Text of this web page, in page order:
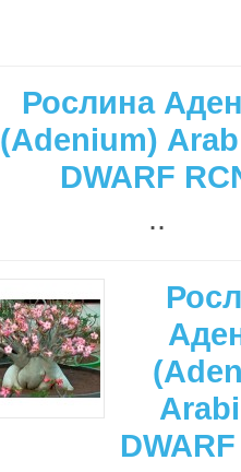
Рослина
(Adenium)
DWARF
..